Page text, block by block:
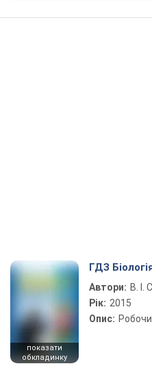
показати
обкладинку
ГДЗ
Автори: В. І.
Рік: 2015
Опис: